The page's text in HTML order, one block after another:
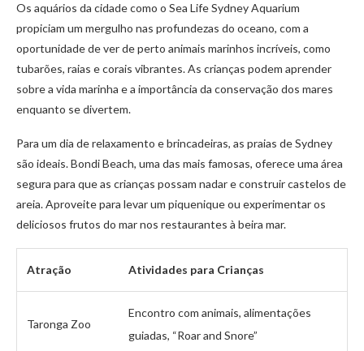
Os aquários da cidade como o Sea Life Sydney Aquarium
propiciam um mergulho nas profundezas do oceano, com a
oportunidade de ver de perto animais marinhos incríveis, como
tubarões, raias e corais vibrantes. As crianças podem aprender
sobre a vida marinha e a importância da conservação dos mares
enquanto se divertem.
Para um dia de relaxamento e brincadeiras, as praias de Sydney
são ideais. Bondi Beach, uma das mais famosas, oferece uma área
segura para que as crianças possam nadar e construir castelos de
areia. Aproveite para levar um piquenique ou experimentar os
deliciosos frutos do mar nos restaurantes à beira mar.
Atração Atividades para Crianças
Taronga Zoo
Encontro com animais, alimentações
guiadas, “Roar and Snore”